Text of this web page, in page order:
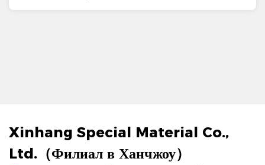
Xinhang Special Material Co.,
Ltd.（Филиал в Ханчжоу）